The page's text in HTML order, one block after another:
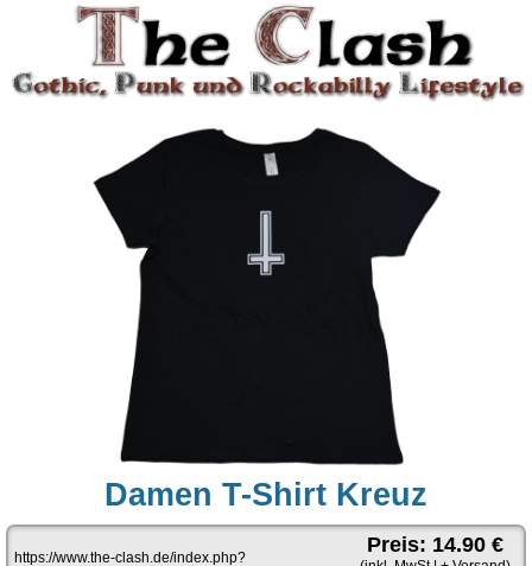
Damen T-Shirt Kreuz
https://www.the-clash.de/index.php?
Preis: 14.90 €